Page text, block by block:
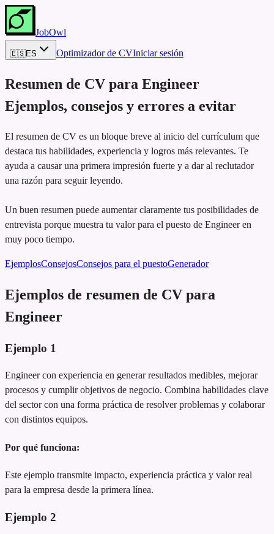
JobOwl
🇪🇸ES Optimizador de CVIniciar sesión
Resumen de CV para Engineer
Ejemplos, consejos y errores a evitar
El resumen de CV es un bloque breve al inicio del currículum que
destaca tus habilidades, experiencia y logros más relevantes. Te
ayuda a causar una primera impresión fuerte y a dar al reclutador
una razón para seguir leyendo.
Un buen resumen puede aumentar claramente tus posibilidades de
entrevista porque muestra tu valor para el puesto de Engineer en
muy poco tiempo.
EjemplosConsejosConsejos para el puestoGenerador
Ejemplos de resumen de CV para
Engineer
Ejemplo 1
Engineer con experiencia en generar resultados medibles, mejorar
procesos y cumplir objetivos de negocio. Combina habilidades clave
del sector con una forma práctica de resolver problemas y colaborar
con distintos equipos.
Por qué funciona:
Este ejemplo transmite impacto, experiencia práctica y valor real
para la empresa desde la primera línea.
Ejemplo 2